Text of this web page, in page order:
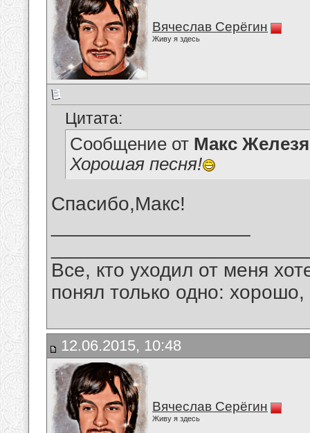
Вячеслав Серёгин
Живу я здесь
Цитата:
Сообщение от Макс
Хорошая песня!
Спасибо,Макс!
Все, кто уходил от меня
понял только одно:
12.06.2015, 10:48
Вячеслав Серёгин
Живу я здесь